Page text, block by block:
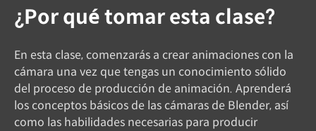
¿Por qué tomar esta clase?
En esta clase, comenzarás a crear animaciones con la
cámara una vez que tengas un conocimiento sólido
del proceso de producción de animación. Aprenderá
los conceptos básicos de las cámaras de Blender, así
como las habilidades necesarias para producir